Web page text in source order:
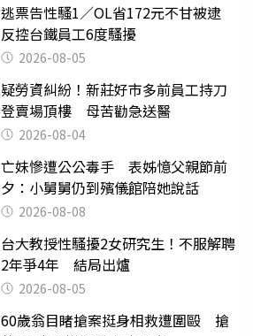
逃票告性騷1／OL省172元不甘被逮
反控台鐵員工6度騷擾
2026-08-05
疑勞資糾紛！新莊好市多前員工持刀
登賣場頂樓 母苦勸急送醫
2026-08-04
亡妹慘遭公公毒手 表姊憶父親節前
夕：小舅舅仍到殯儀館陪她說話
2026-08-08
台大教授性騷擾2女研究生！不服解聘
2年爭4年 結局出爐
2026-08-05
60歲翁目睹搶案挺身相救遭圍毆 搶